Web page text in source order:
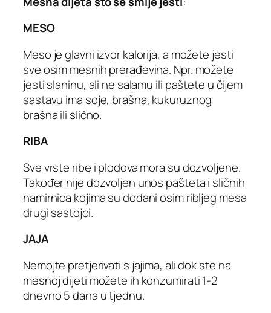
MESO
Meso je glavni izvor kalorija, a možete jesti
sve osim mesnih prerađevina. Npr. možete
jesti slaninu, ali ne salamu ili paštete u čijem
sastavu ima soje, brašna, kukuruznog
brašna ili slično.
RIBA
Sve vrste ribe i plodova mora su dozvoljene.
Također nije dozvoljen unos pašteta i sličnih
namirnica kojima su dodani osim ribljeg mesa
drugi sastojci.
JAJA
Nemojte pretjerivati s jajima, ali dok ste na
mesnoj dijeti možete ih konzumirati 1-2
dnevno 5 dana u tjednu.